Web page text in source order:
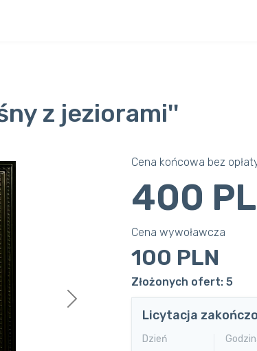
z jeziorami''
Next
Cena końcowa bez
400
Cena wywoławcza
100 PLN
Złożonych ofert: 5
Licytacja
Dzień